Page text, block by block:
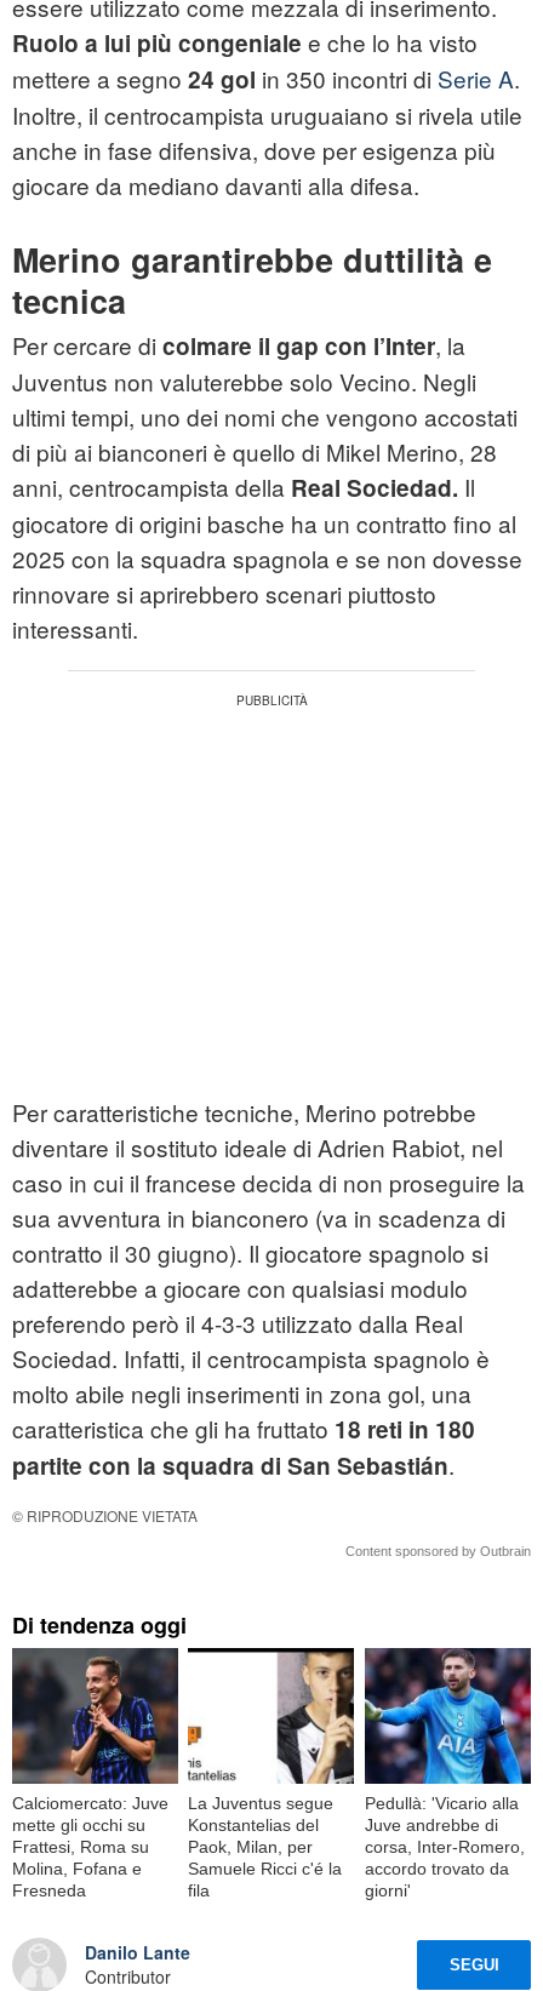
essere utilizzato come mezzala di inserimento.
Ruolo a lui più congeniale e che lo ha visto
mettere a segno 24 gol in 350 incontri di Serie A.
Inoltre, il centrocampista uruguaiano si rivela utile
anche in fase difensiva, dove per esigenza più
giocare da mediano davanti alla difesa.
Merino garantirebbe duttilità e
tecnica
Per cercare di colmare il gap con l’Inter, la
Juventus non valuterebbe solo Vecino. Negli
ultimi tempi, uno dei nomi che vengono accostati
di più ai bianconeri è quello di Mikel Merino, 28
anni, centrocampista della Real Sociedad. Il
giocatore di origini basche ha un contratto fino al
2025 con la squadra spagnola e se non dovesse
rinnovare si aprirebbero scenari piuttosto
interessanti.
Per caratteristiche tecniche, Merino potrebbe
diventare il sostituto ideale di Adrien Rabiot, nel
caso in cui il francese decida di non proseguire la
sua avventura in bianconero (va in scadenza di
contratto il 30 giugno). Il giocatore spagnolo si
adatterebbe a giocare con qualsiasi modulo
preferendo però il 4-3-3 utilizzato dalla Real
Sociedad. Infatti, il centrocampista spagnolo è
molto abile negli inserimenti in zona gol, una
caratteristica che gli ha fruttato 18 reti in 180
partite con la squadra di San Sebastián.
© RIPRODUZIONE VIETATA
Content sponsored by Outbrain
Di tendenza oggi
Calciomercato: Juve
mette gli occhi su
Frattesi, Roma su
Molina, Fofana e
Fresneda
La Juventus segue
Konstantelias del
Paok, Milan, per
Samuele Ricci c'é la
fila
Pedullà: 'Vicario alla
Juve andrebbe di
corsa, Inter-Romero,
accordo trovato da
giorni'
Danilo Lante
Contributor
SEGUI